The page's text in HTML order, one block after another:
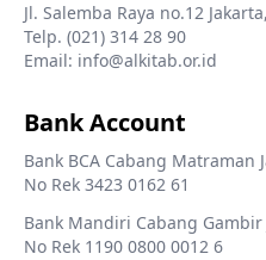
Jl. Salemba Raya no.12
Telp. (021) 314 28 90
Email: info@alkitab.or.id
Bank Account
Bank BCA Cabang Matraman
No Rek 3423 0162 61
Bank Mandiri Cabang Gambir
No Rek 1190 0800 0012 6